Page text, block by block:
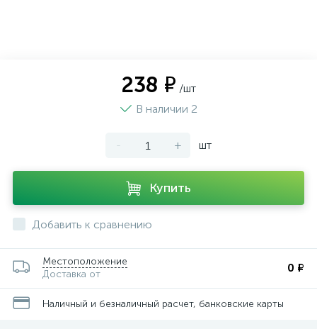
238 ₽ /шт
В наличии 2
- + шт
Купить
Добавить к сравнению
Местоположение
Доставка от
0 ₽
Наличный и безналичный расчет, банковские карты